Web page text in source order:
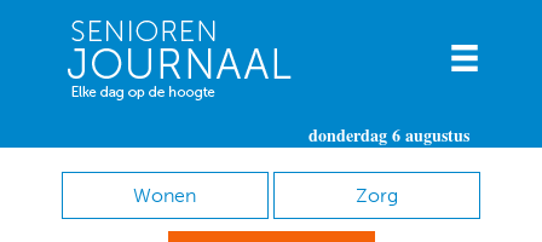
donderdag 6 augustus
Wonen Zorg